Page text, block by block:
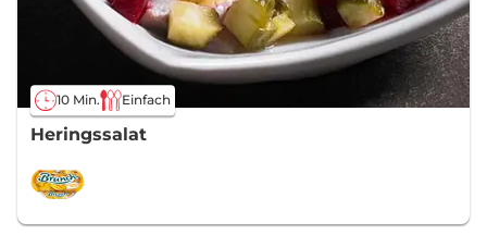
10 Min. Einfach
Heringssalat